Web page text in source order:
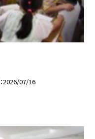
2026/07/16